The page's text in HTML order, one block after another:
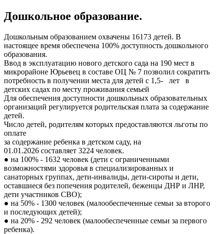
Дошкольное образование.
Дошкольным образованием охвачены 16173 детей. В
настоящее время обеспечена 100% доступность дошкольного
образования.
Ввод в эксплуатацию нового детского сада на 190 мест в
микрорайоне Юрьевец в составе ОЦ № 7 позволил сократить
потребность в получении места для детей с 1,5- лет в
детских садах по месту проживания семьей
Для обеспечения доступности дошкольных образовательных
организаций регулируется родительская плата за содержание
детей.
Число детей, родителям которых предоставляются льготы по
оплате
за содержание ребенка в детском саду, на
01.01.2026 составляет 3224 человек.
● на 100% - 1632 человек (дети с ограниченными
возможностями здоровья в специализированных и
санаторных группах, дети-инвалиды, дети-сироты и дети,
оставшиеся без попечения родителей, беженцы ДНР и ЛНР,
дети участников СВО);
● на 50% - 1300 человек (малообеспеченные семьи за второго
и последующих детей);
● на 20% - 292 человек (малообеспеченные семьи за первого
ребенка).